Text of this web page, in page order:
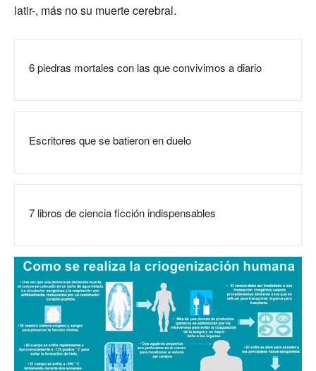
latir-, más no su muerte cerebral.
6 piedras mortales con las que convivimos a diario
Escritores que se batieron en duelo
7 libros de ciencia ficción indispensables